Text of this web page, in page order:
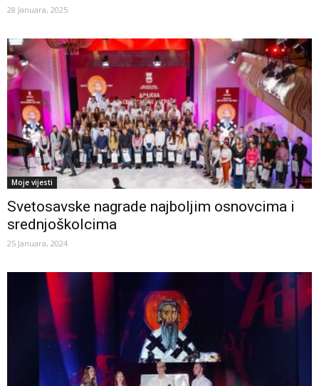
28 Januara, 2025
Moje vijesti
Svetosavske nagrade najboljim osnovcima i
srednjoškolcima
25 Januara, 2024